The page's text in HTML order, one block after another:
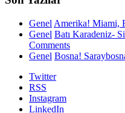
Genel Amerika! Miami,
Genel Batı Karadeniz-
Comments
Genel Bosna!
Twitter
RSS
Instagram
LinkedIn